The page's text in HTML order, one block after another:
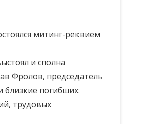
митинг-реквием
и сполна
Фролов, председатель
близкие погибших
трудовых